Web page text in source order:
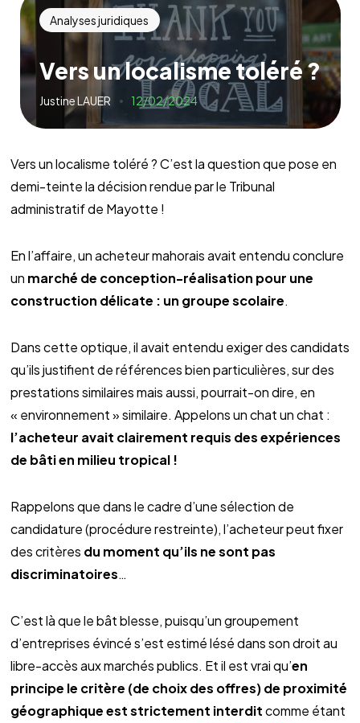
Analyses juridiques
Vers un localisme toléré ?
Justine LAUER 12/02/2024
Vers un localisme toléré ? C’est la question que pose en
demi-teinte la décision rendue par le Tribunal
administratif de Mayotte !
En l’affaire, un acheteur mahorais avait entendu conclure
un marché de conception-réalisation pour une
construction délicate : un groupe scolaire.
Dans cette optique, il avait entendu exiger des candidats
qu’ils justifient de références bien particulières, sur des
prestations similaires mais aussi, pourrait-on dire, en
« environnement » similaire. Appelons un chat un chat :
l’acheteur avait clairement requis des expériences
de bâti en milieu tropical !
Rappelons que dans le cadre d’une sélection de
candidature (procédure restreinte), l’acheteur peut fixer
des critères du moment qu’ils ne sont pas
discriminatoires…
C’est là que le bât blesse, puisqu’un groupement
d’entreprises évincé s’est estimé lésé dans son droit au
libre-accès aux marchés publics. Et il est vrai qu’en
principe le critère (de choix des offres) de proximité
géographique est strictement interditcomme étant